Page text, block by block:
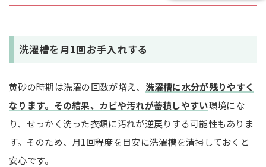
洗濯槽を月1回お手入れする
黄砂の時期は洗濯の回数が増え、 洗濯槽に水分が残りやすく
なります。その結果、カビや汚れが蓄積しやすい環境にな
り、せっかく洗った衣類に汚れが逆戻りする可能性もありま
す。そのため、月1回程度を目安に洗濯槽を清掃しておくと
安心です。